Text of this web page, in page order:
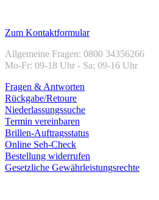
Zum Kontaktformular
Allgemeine Fragen: 0800 34356266
Mo-Fr: 09-18 Uhr - Sa: 09-16 Uhr
Fragen & Antworten
Rückgabe/Retoure
Niederlassungssuche
Termin vereinbaren
Brillen-Auftragsstatus
Online Seh-Check
Bestellung widerrufen
Gesetzliche Gewährleistungsrechte